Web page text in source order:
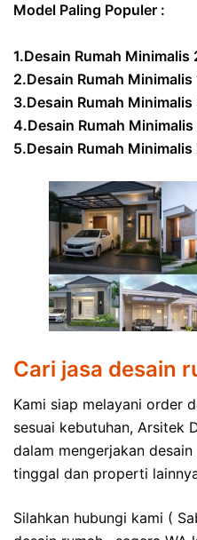
Model Paling Populer :
1.Desain Rumah Minimalis
2.Desain Rumah Minimalis
3.Desain Rumah Minimalis
4.Desain Rumah Minimalis
5.Desain Rumah
Cari jasa desain
Kami siap melayani order
sesuai kebutuhan, Arsitek
dalam mengerjakan
tinggal dan properti
Silahkan hubungi kami (